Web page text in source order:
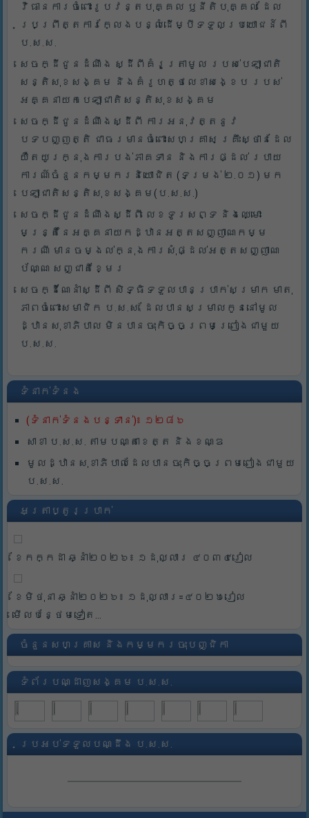
វិធានការចំពោះរូបវន្តបុគ្គល ឫនីតិបុគ្គល ដែល
ប្រព្រឹត្តការក្លែងបន្លំដើម្បីទទួលប្រយោជន៍ពី
ប.ស.ស.
សេចក្ដីជូនដំណឹង ស្ដីពីគំរូត្រាមូល របស់បេឡាជាតិ
សន្តិសុខសង្គម និងគំរូហត្ថលេខាសង្ខេប របស់
អគ្គនាយកបេឡាជាតិសន្តិសុខសង្គម
សេចក្ដីជូនដំណឹងស្ដីពី ការអនុវត្តនូវ
បទបញ្ញត្តិ ជាធរមានចំពោះសហគ្រាស គ្រឹះស្ថានដែល
យឺតយូរក្នុងការបង់ភាគទាន និងការផ្ដល់ របាយ
ការណ៍ចំនួនកម្មករនិយោជិត (ទម្រង់ ២.០១) មក
បេឡាជាតិសន្តិសុខសង្គម(ប.ស.ស.)
សេចក្ដីជូនដំណឹងស្ដីពី លេខទូរសព្ទ និងឈ្មោះ
មន្រ្តីនៃអគ្គនាយកដ្ឋានអត្តសញ្ញាណកម្ម
ករណី មានចម្ងល់ក្នុងការសុំផ្ដល់អត្តសញ្ញាណ
ប័ណ្ណ សញ្ជាតិខ្មែរ
សេចក្ដីណែនាំស្ដីពី សិទ្ធិទទួលបានប្រាក់សម្រាក មាតុ
ភាពចំពោះសមាជិក ប.ស.ស. ដែលបានសម្រាលកូននៅមូល
ដ្ឋានសុខាភិបាល មិនបានចុះកិច្ចព្រមព្រៀងជាមួយ
ប.ស.ស.
ទំនាក់ទំនង
(ទំនាក់ទំនងបន្ទាន់)៖ ១២៨៦
សាខា ប.ស.ស. តាមបណ្តាខេត្ត និងខណ្ឌ
មូលដ្ឋានសុខាភិបាលដែលបានចុះកិច្ចព្រមពៀងជាមួយ
ប.ស.ស.
អត្រាប្តូរប្រាក់
ខែកក្កដា ឆ្នាំ២០២៦៖ ១ដុល្លារ ៤០៣៤រៀល
ខែមិថុនា ឆ្នាំ២០២៦៖ ១ដុល្លារ=៤០២៦រៀល
មើលបន្ថែមទៀត...
ចំនួនសហគ្រាស និងកម្មករចុះបញ្ជិកា
ទំព័របណ្ដាញសង្គម ប.ស.ស.
ប្រអប់ទទួលបណ្ដឹង ប.ស.ស.